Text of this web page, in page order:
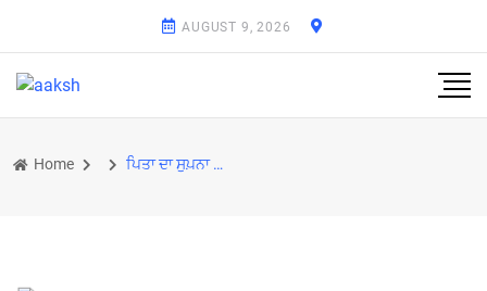
AUGUST 9, 2026
Home ਪਿਤਾ ਦਾ ਸੁਪ਼ਨਾ ਸੀ ਕਿ ਅਕਾਲੀ ਦਲ ਮਜ਼ਬੂਤ ਹੋਵੇ ਪਰ ਸੁਖਬੀਰ ਦੀ ਅਗਵਾਈ ’ਚ ਅਕਾਲੀ ਦਲ ਕਦੇ ਵੀ ਮਜ਼ਬੂਤ ਨਹੀਂ ਹੋ ਸਕਦਾ :